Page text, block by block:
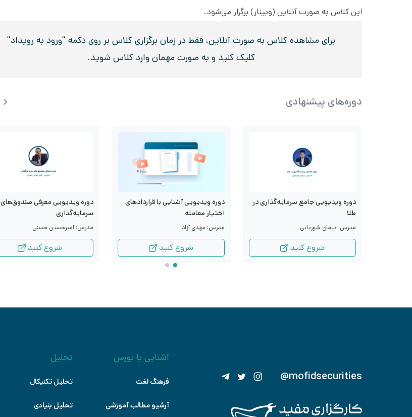
این کلاس به صورت آنلاین (وبینار) برگزار می‌شود.
برای مشاهده کلاس به صورت آنلاین، فقط در زمان برگزاری کلاس بر روی دکمه “ورود به رویداد”
کلیک کنید و به صورت مهمان وارد کلاس شوید.
دوره‌های پیشنهادی
دوره ویدیویی جامع سرمایه‌گذاری در
طلا
مدرس: پیمان شوریابی
شروع کنید
دوره ویدیویی آشنایی با قراردادهای
اختیار معامله
مدرس: مهدی آزاد
شروع کنید
دوره ویدیویی معرفی صندوق‌های
سرمایه‌گذاری
مدرس: امیرحسین حسنی
شروع کنید
@mofidsecurities
آشنایی با بورس
فرهنگ لغت
آرشیو مطالب آموزشی
تحلیل
تحلیل تکنیکال
تحلیل بنیادی